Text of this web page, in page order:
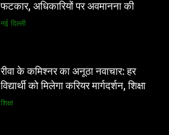
विद्यार्थी को मिलेगा करियर मार्गदर्शन, शिक्षा
व्यवस्था में बदलाव की नई पहल
शिक्षा
इंदौर में किसके संरक्षण में चल रहा आबकारी
सिंडिकेट?
प्रमुख
रीवा के कमिश्नर का अनूठा नवाचार: हर
विद्यार्थी को मिलेगा करियर मार्गदर्शन, शिक्षा